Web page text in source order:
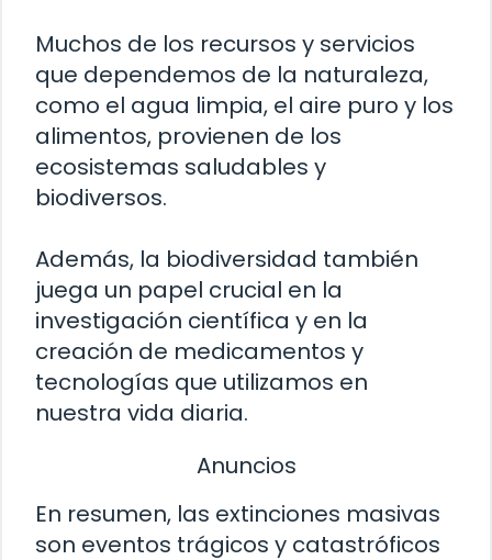
Muchos de los recursos y servicios
que dependemos de la naturaleza,
como el agua limpia, el aire puro y los
alimentos, provienen de los
ecosistemas saludables y
biodiversos.
Además, la biodiversidad también
juega un papel crucial en la
investigación científica y en la
creación de medicamentos y
tecnologías que utilizamos en
nuestra vida diaria.
Anuncios
En resumen, las extinciones masivas
son eventos trágicos y catastróficos